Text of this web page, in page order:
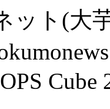
ット(大